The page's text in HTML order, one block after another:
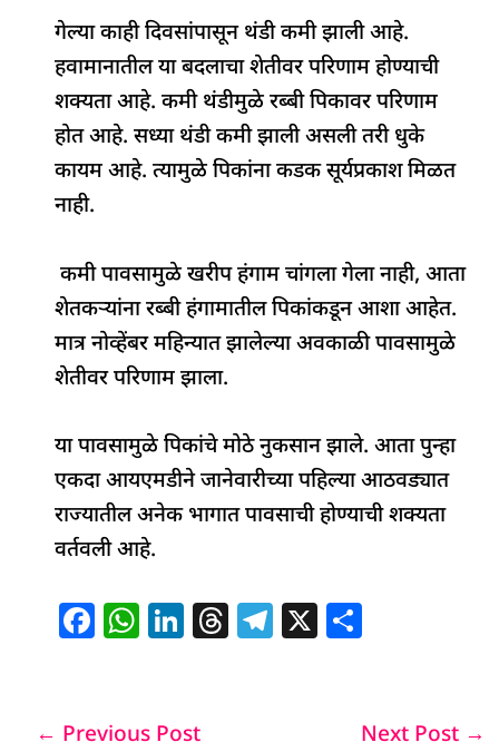
गेल्या काही दिवसांपासून थंडी कमी झाली आहे.
हवामानातील या बदलाचा शेतीवर परिणाम होण्याची
शक्यता आहे. कमी थंडीमुळे रब्बी पिकावर परिणाम
होत आहे. सध्या थंडी कमी झाली असली तरी धुके
कायम आहे. त्यामुळे पिकांना कडक सूर्यप्रकाश मिळत
नाही.
कमी पावसामुळे खरीप हंगाम चांगला गेला नाही, आता
शेतकऱ्यांना रब्बी हंगामातील पिकांकडून आशा आहेत.
मात्र नोव्हेंबर महिन्यात झालेल्या अवकाळी पावसामुळे
शेतीवर परिणाम झाला.
या पावसामुळे पिकांचे मोठे नुकसान झाले. आता पुन्हा
एकदा आयएमडीने जानेवारीच्या पहिल्या आठवड्यात
राज्यातील अनेक भागात पावसाची होण्याची शक्यता
वर्तवली आहे.
F
e
W
s
Li
e
T T X
e
← Previous Post Next Post →